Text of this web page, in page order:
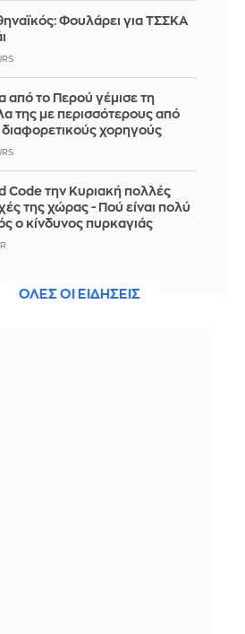
Φουλάρει για ΤΣΣΚΑ
από το Περού γέμισε τη
της με περισσότερους από
χορηγούς
Code την Κυριακή πολλές
της χώρας - Πού είναι πολύ
ο κίνδυνος πυρκαγιάς
στο Στενό του Ορμούζ
ΟΛΕΣ ΟΙ ΕΙΔΗΣΕΙΣ